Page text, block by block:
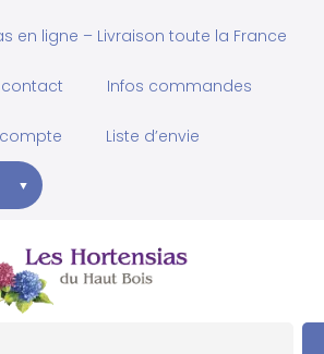
en ligne – Livraison toute la France
Infos commandes
Liste d’envie
▼